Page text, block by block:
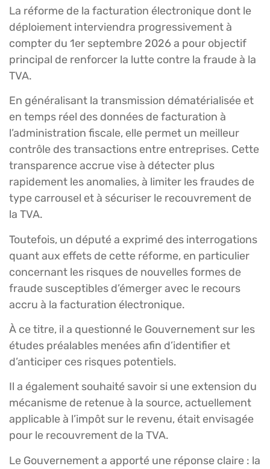
La réforme de la facturation électronique dont le
déploiement interviendra progressivement à
compter du 1er septembre 2026 a pour objectif
principal de renforcer la lutte contre la fraude à la
TVA.
En généralisant la transmission dématérialisée et
en temps réel des données de facturation à
l’administration fiscale, elle permet un meilleur
contrôle des transactions entre entreprises. Cette
transparence accrue vise à détecter plus
rapidement les anomalies, à limiter les fraudes de
type carrousel et à sécuriser le recouvrement de
la TVA.
Toutefois, un député a exprimé des interrogations
quant aux effets de cette réforme, en particulier
concernant les risques de nouvelles formes de
fraude susceptibles d’émerger avec le recours
accru à la facturation électronique.
À ce titre, il a questionné le Gouvernement sur les
études préalables menées afin d’identifier et
d’anticiper ces risques potentiels.
Il a également souhaité savoir si une extension du
mécanisme de retenue à la source, actuellement
applicable à l’impôt sur le revenu, était envisagée
pour le recouvrement de la TVA.
Le Gouvernement a apporté une réponse claire : la